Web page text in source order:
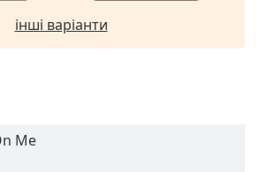
інші варіанти
Me